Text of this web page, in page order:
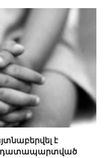
է
դատապարտված